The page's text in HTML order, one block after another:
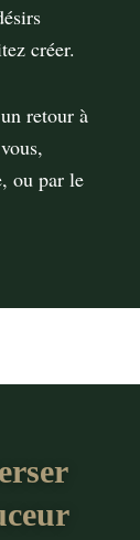
créer.
retour à
ou par le